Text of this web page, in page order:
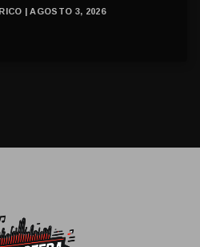
| AGOSTO 3, 2026